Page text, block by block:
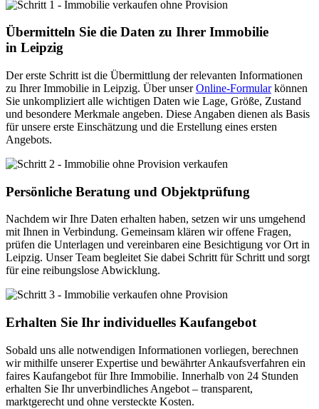
Übermitteln Sie die Daten zu Ihrer Immobilie
in Leipzig
Der erste Schritt ist die Übermittlung der relevanten Informationen
zu Ihrer Immobilie in Leipzig. Über unserOnline-Formularkönnen
Sie unkompliziert alle wichtigen Daten wie Lage, Größe, Zustand
und besondere Merkmale angeben. Diese Angaben dienen als Basis
für unsere erste Einschätzung und die Erstellung eines ersten
Angebots.
Persönliche Beratung und Objektprüfung
Nachdem wir Ihre Daten erhalten haben, setzen wir uns umgehend
mit Ihnen in Verbindung. Gemeinsam klären wir offene Fragen,
prüfen die Unterlagen und vereinbaren eine Besichtigung vor Ort in
Leipzig. Unser Team begleitet Sie dabei Schritt für Schritt und sorgt
für eine reibungslose Abwicklung.
Erhalten Sie Ihr individuelles Kaufangebot
Sobald uns alle notwendigen Informationen vorliegen, berechnen
wir mithilfe unserer Expertise und bewährter Ankaufsverfahren ein
faires Kaufangebot für Ihre Immobilie. Innerhalb von 24 Stunden
erhalten Sie Ihr unverbindliches Angebot – transparent,
marktgerecht und ohne versteckte Kosten.